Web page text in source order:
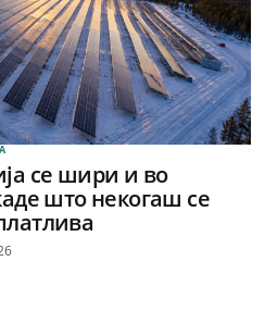
се шири и во
што некогаш се